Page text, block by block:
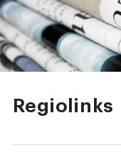
Regiolinks